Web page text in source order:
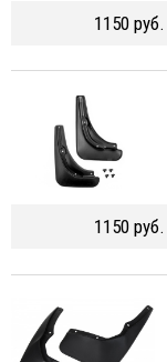
1150 руб.
1150 руб.